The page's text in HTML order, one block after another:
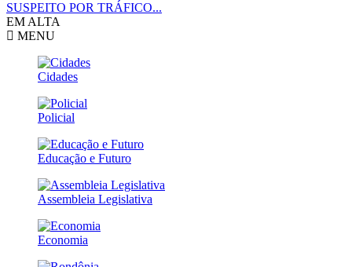
SUSPEITO POR TRÁFICO...
EM ALTA
MENU
Cidades
Policial
Educação e Futuro
Assembleia Legislativa
Economia